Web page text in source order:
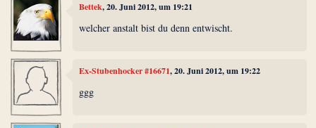
Bettek, 20. Juni 2012, um 19:21
welcher anstalt bist du denn entwischt.
Ex-Stubenhocker #16671, 20. Juni 2012, um 19:22
ggg